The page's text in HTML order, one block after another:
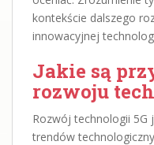
kontekście dalszego
innowacyjnej
Jakie są
rozwoju
Rozwój technologii 5G
trendów